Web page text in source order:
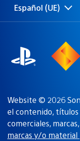
Selecciona
Región
Español (UE)
Website © 2026
el contenido, títulos
comerciales,
marcas y/o